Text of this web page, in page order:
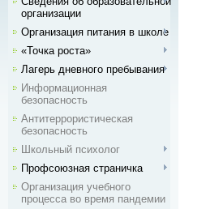
организации
Организация питания в школе
«Точка роста»
Лагерь дневного пребывания
Информационная
безопасность
Антитеррористическая
безопасность
Школьный психолог
Профсоюзная страничка
Организация учебного
процесса во время пандемии